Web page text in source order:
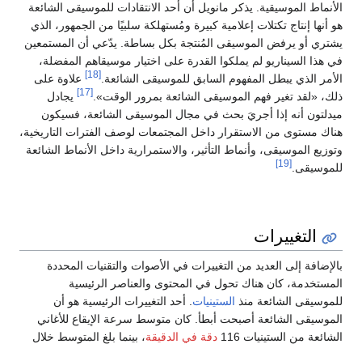
الأنماط الموسيقية. يذكر مانويل أن أحد الانتقادات للموسيقى الشائعة
هو أنها إنتاج تكتلات إعلامية كبيرة ومُستهلكة سلبيًا من الجمهور، الذي
يشتري أو يرفض الموسيقى المُنتجة بكل بساطة. يدّعي أن المستمعين
في هذا السيناريو لم يملكوا القدرة على اختيار موسيقاهم المفضلة،
الأمر الذي يبطل المفهوم السابق للموسيقى الشائعة.[18]
علاوة على
ذلك، «لقد تغير فهم الموسيقى الشائعة بمرور الوقت».[17]
يجادل
ميدلتون أنه إذا أجريَ بحث في مجال الموسيقى الشائعة، فسيكون
هناك مستوى من الاستقرار داخل المجتمعات لوصف الفترات التاريخية،
وتوزيع الموسيقى، وأنماط التأثير، والاستمرارية داخل الأنماط الشائعة
للموسيقى.[19]
التغييرات
بالإضافة إلى العديد من التغييرات في الأصوات والتقنيات المحددة
المستخدمة، كان هناك تحول في المحتوى والعناصر الرئيسية
للموسيقى الشائعة منذ الستينيات . أحد التغييرات الرئيسية هو أن
الموسيقى الشائعة أصبحت أبطأ. كان متوسط سرعة الإيقاع للأغاني
الشائعة من الستينيات 116
دقة في الدقيقة، بينما بلغ المتوسط خلال